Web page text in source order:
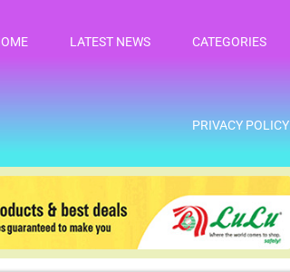
LATEST NEWS CATEGORIES
PRIVACY POLICY